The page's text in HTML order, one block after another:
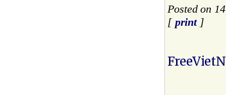
Posted on
[ print]